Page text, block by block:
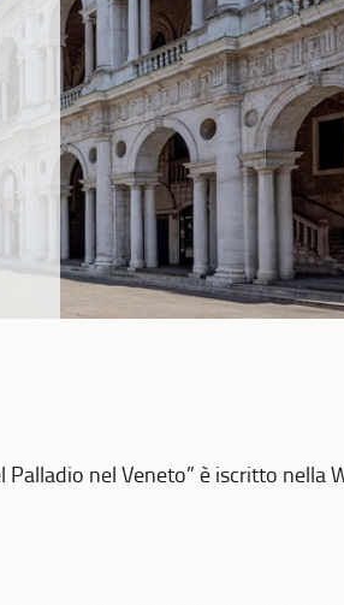
nel Veneto” è iscritto